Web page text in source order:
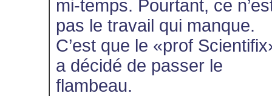
mi-temps. Pourtant, ce
pas le travail qui manque.
C’est que le «prof
a décidé de passer le
flambeau.